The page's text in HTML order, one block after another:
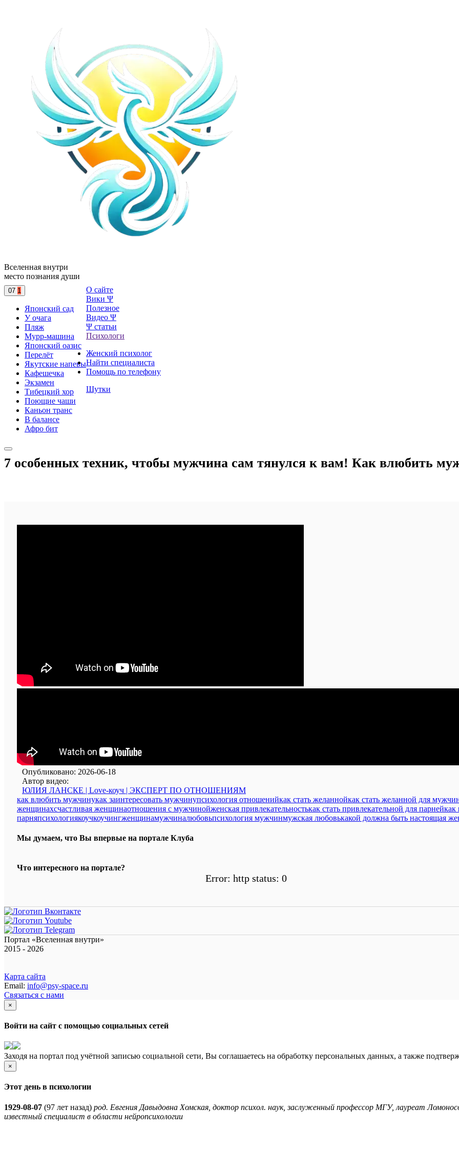
Вселенная внутри
место познания души
07 1
Японский сад
У очага
Пляж
Мурр-машина
Японский оазис
Перелёт
Якутские напевы
Кафешечка
Экзамен
Тибецкий хор
Поющие чаши
Каньон транс
В балансе
Афро бит
О сайте
Вики Ψ
Полезное
Видео Ψ
Ψ статьи
Психологи
Женский психолог
Найти специалиста
Помощь по телефону
Шутки
7 особенных техник, чтобы мужчина сам тянулся к вам! Как влюбить
Опубликовано: 2026-06-18
Автор видео:
ЮЛИЯ ЛАНСКЕ | Love-коуч | ЭКСПЕРТ ПО ОТНОШЕНИЯМ
как влюбить мужчинукак заинтересовать мужчинупсихология отношенийкак стать желаннойкак стать желанной для
женщинахсчастливая женщинаотношения с мужчинойженская привлекательностькак стать привлекательной для парнейкак
парняпсихологиякоучкоучингженщинамужчиналюбовьпсихология мужчинмужская любовькакой должна быть настоящая
Мы думаем, что Вы впервые на портале Клуба
Что интересного на портале?
Error: http status: 0
Портал «Вселенная внутри»
2015 - 2026
Карта сайта
Email: info@psy-space.ru
Связаться с нами
×
Войти на сайт с помощью социальных сетей
Заходя на портал под учётной записью социальной сети, Вы соглашаетесь на обработку персональных данных, а также
×
Этот день в психологии
1929-08-07 (97 лет назад) род. Евгения Давыдовна Хомская, доктор психол. наук, заслуженный профессор МГУ, лауреат
известный специалист в области нейропсихологии